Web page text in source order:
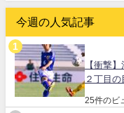
今週の人気記事
【衝撃】
２丁目の
25件のビ